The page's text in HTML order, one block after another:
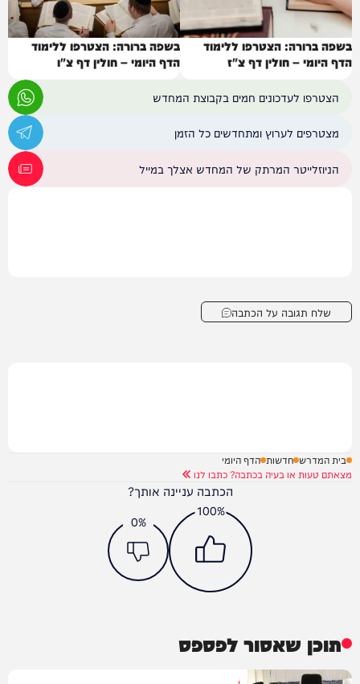
בשפה ברורה: הצטרפו ללימוד
הדף היומי – חולין דף צ"ז
בשפה ברורה: הצטרפו ללימוד
הדף היומי – חולין דף צ"ו
הצטרפו לעדכונים חמים בקבוצת המחדש
מצטרפים לערוץ ומתחדשים כל הזמן
הניוזלייטר המרתק של המחדש אצלך במייל
שלח תגובה על הכתבה
בית המדרש חדשות הדף היומי
מצאתם טעות או בעיה בכתבה? כתבו לנו
הכתבה עניינה אותך?
100%
0%
תוכן שאסור לפספס